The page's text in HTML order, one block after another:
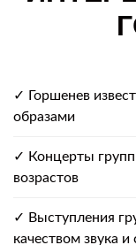
✓ Горшенев
образами
✓ Концерты
возрастов
✓ Выступления
качеством звука и